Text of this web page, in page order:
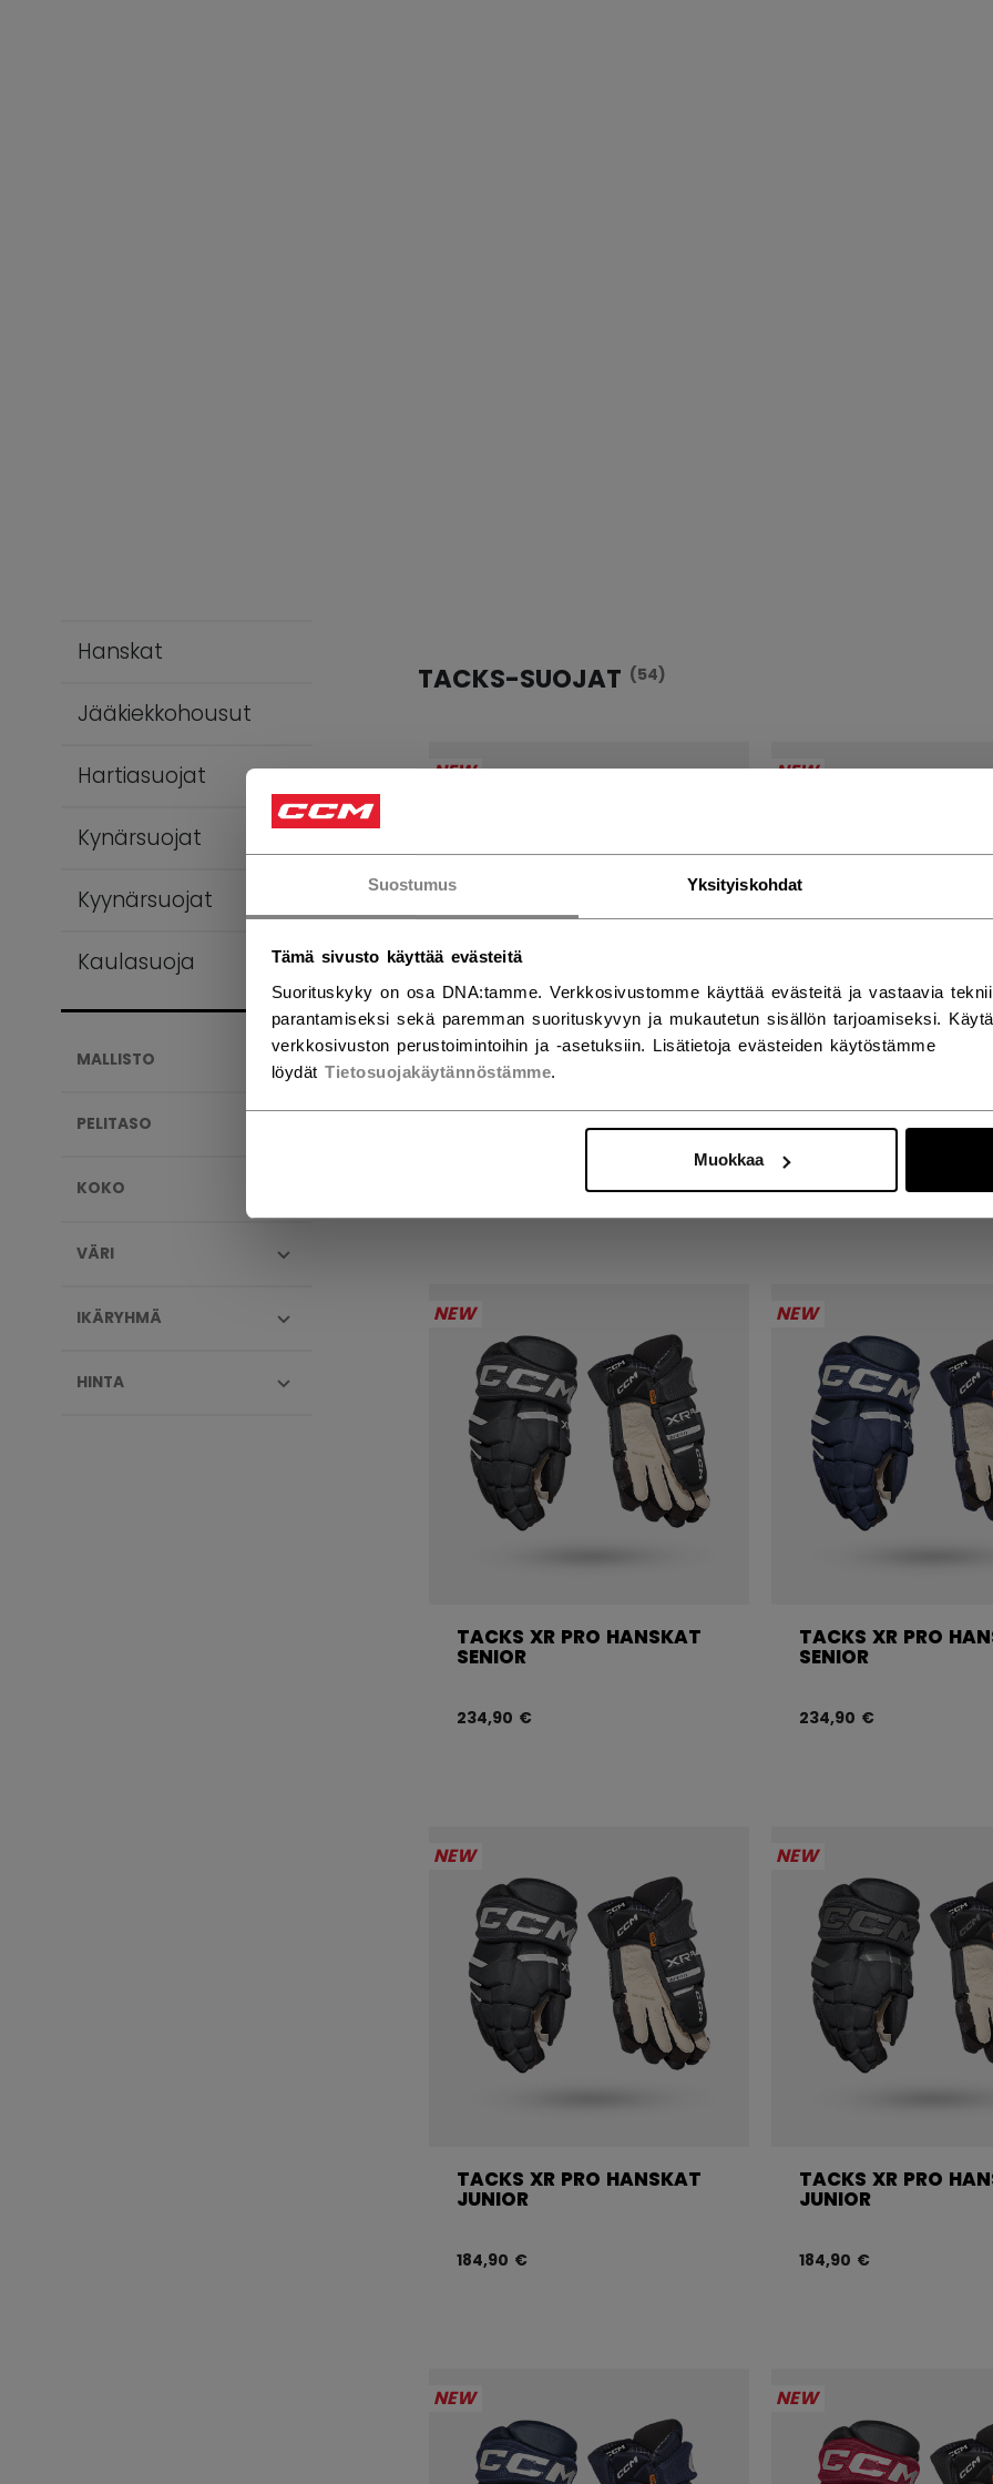
Suostumus Yksityiskohdat
Tämä sivusto käyttää evästeitä
Suorituskyky on osa DNA:tamme. Verkkosivustomme käyttää evästeitä ja vastaavia
parantamiseksi sekä paremman suorituskyvyn ja mukautetun sisällön tarjoamiseksi.
verkkosivuston perustoimintoihin ja -asetuksiin. Lisätietoja evästeiden käytöstämme
löydät Tietosuojakäytännöstämme.
Muokkaa
Hanskat
Jääkiekkohousut
Hartiasuojat
Kynärsuojat
Kyynärsuojat
Kaulasuoja
MALLISTO
PELITASO
KOKO
VÄRI
IKÄRYHMÄ
HINTA
TACKS-SUOJAT (54)
NEW
HANSKAT SENIOR
NEW
HANSKAT SENIOR
NEW
TACKS XR PRO HANSKAT
SENIOR
234,90 €
NEW
TACKS XR PRO
SENIOR
234,90 €
NEW
TACKS XR PRO HANSKAT
JUNIOR
184,90 €
NEW
TACKS XR PRO
JUNIOR
184,90 €
NEW NEW